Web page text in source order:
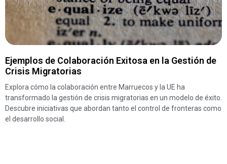
Ejemplos de Colaboración Exitosa en la Gestión de
Crisis Migratorias
Explora cómo la colaboración entre Marruecos y la UE ha
transformado la gestión de crisis migratorias en un modelo de éxito.
Descubre iniciativas que abordan tanto el control de fronteras como
el desarrollo social.